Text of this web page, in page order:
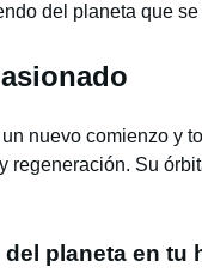
del planeta que
nuevo comienzo y
regeneración. Su
planeta en tu